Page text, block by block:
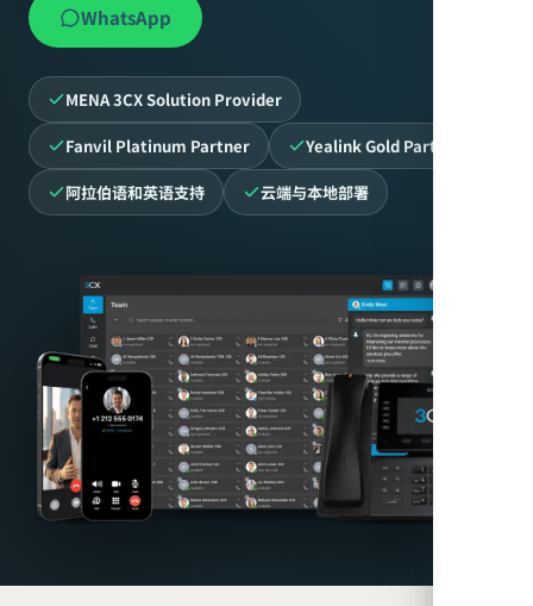
WhatsApp
MENA 3CX Solution Provider
Fanvil Platinum Partner Yealink Gold Partner
阿拉伯语和英语支持 云端与本地部署